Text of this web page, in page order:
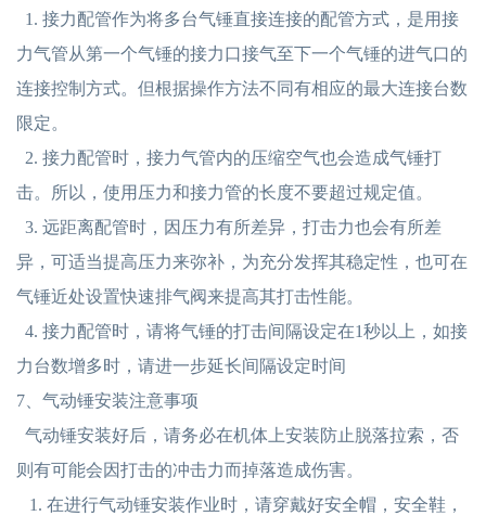
1. 接力配管作为将多台气锤直接连接的配管方式，是用接
力气管从第一个气锤的接力口接气至下一个气锤的进气口的
连接控制方式。但根据操作方法不同有相应的最大连接台数
限定。
2. 接力配管时，接力气管内的压缩空气也会造成气锤打
击。所以，使用压力和接力管的长度不要超过规定值。
3. 远距离配管时，因压力有所差异，打击力也会有所差
异，可适当提高压力来弥补，为充分发挥其稳定性，也可在
气锤近处设置快速排气阀来提高其打击性能。
4. 接力配管时，请将气锤的打击间隔设定在1秒以上，如接
力台数增多时，请进一步延长间隔设定时间
7、气动锤安装注意事项
气动锤安装好后，请务必在机体上安装防止脱落拉索，否
则有可能会因打击的冲击力而掉落造成伤害。
1. 在进行气动锤安装作业时，请穿戴好安全帽，安全鞋，